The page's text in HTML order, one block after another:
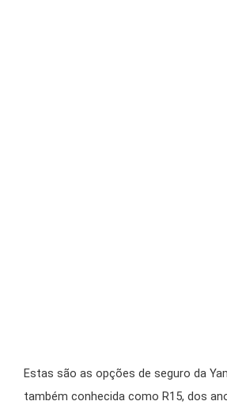
Estas são as opções de seguro da
também conhecida como R15, dos